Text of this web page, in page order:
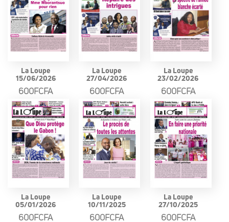
La Loupe
15/06/2026
600FCFA
La Loupe
27/04/2026
600FCFA
La Loupe
23/02/2026
600FCFA
La Loupe
05/01/2026
600FCFA
La Loupe
10/11/2025
600FCFA
La Loupe
27/10/2025
600FCFA